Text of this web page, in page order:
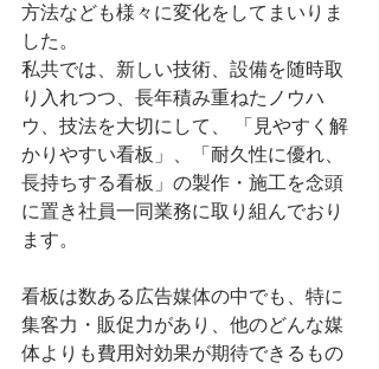
方法なども様々に変化をしてまいりま
した。
私共では、新しい技術、設備を随時取
り入れつつ、長年積み重ねたノウハ
ウ、技法を大切にして、 「見やすく解
かりやすい看板」、「耐久性に優れ、
長持ちする看板」の製作・施工を念頭
に置き社員一同業務に取り組んでおり
ます。
看板は数ある広告媒体の中でも、特に
集客力・販促力があり、他のどんな媒
体よりも費用対効果が期待できるもの